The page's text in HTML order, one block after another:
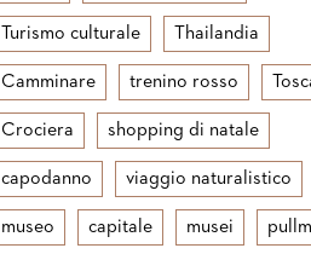
Turismo culturale Thailandia
Camminare trenino rosso
Crociera shopping di natale
capodanno viaggio naturalistico
museo capitale musei